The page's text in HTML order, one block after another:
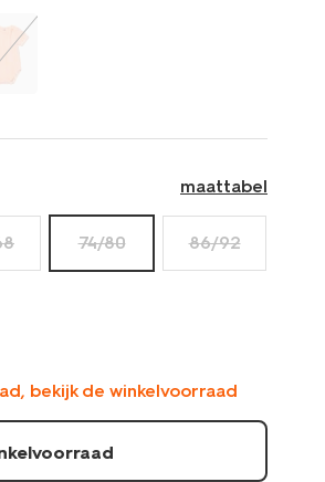
maattabel
74/80 86/92
bekijk de winkelvoorraad